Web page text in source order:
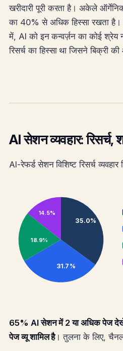
खरीदारी पूरी करता है। अकेले
का 40% से अधिक हिस्सा रखता है।
में, AI को इन कन्वर्ज़न का कोई श्रेय
रिसर्च का हिस्सा था जिसने बिक्री
AI सेशन व्यवहार: रिसर्च,
AI-रेफर्ड सेशन विशिष्ट रिसर्च व्यवहार
35.0%
31.7%
18.9%
14.5%
65% AI सेशन में 2 या अधिक पेज
पेज व्यू शामिल है। तुलना के लिए,